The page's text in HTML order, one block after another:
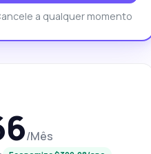
a qualquer momento
/Mês